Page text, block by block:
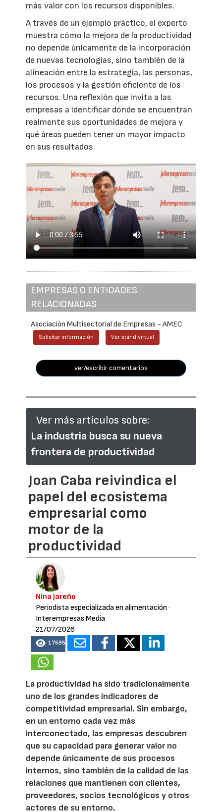
más valor con los recursos disponibles.
A través de un ejemplo práctico, el experto
muestra cómo la mejora de la productividad
no depende únicamente de la incorporación
de nuevas tecnologías, sino también de la
alineación entre la estrategia, las personas,
los procesos y la gestión eficiente de los
recursos. Una reflexión que invita a las
empresas a identificar dónde se encuentran
realmente sus oportunidades de mejora y
qué áreas pueden tener un mayor impacto
en sus resultados.
EMPRESAS O ENTIDADES
RELACIONADAS
Asociación Multisectorial de Empresas - AMEC
Solicitar información Ver stand virtual
ver/escribir comentarios
Ver más artículos sobre:
La industria busca su nueva
frontera de productividad
Joan Caba reivindica el
papel del ecosistema
empresarial como
motor de la
productividad
Nina Jareño
Periodista especializada en alimentación ·
Interempresas Media
21/07/2026
17595
La productividad ha sido tradicionalmente
uno de los grandes indicadores de
competitividad empresarial. Sin embargo,
en un entorno cada vez más
interconectado, las empresas descubren
que su capacidad para generar valor no
depende únicamente de sus procesos
internos, sino también de la calidad de las
relaciones que mantienen con clientes,
proveedores, socios tecnológicos y otros
actores de su entorno.